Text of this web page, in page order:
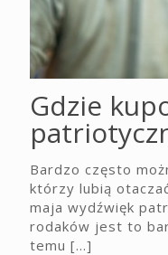
Gdzie
Bardzo często
którzy lubią
maja wydźwięk
rodaków jest to
temu […]